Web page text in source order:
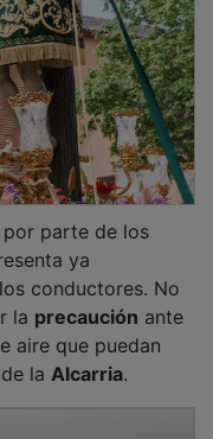
ya
conductores. No
laprecauciónante
aire que puedan
la Alcarria.